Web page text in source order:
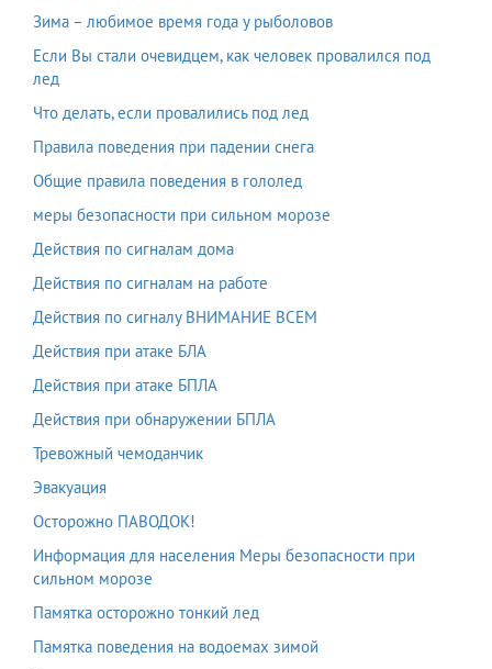
Зима – любимое время года у рыболовов
Если Вы стали очевидцем, как человек провалился под
лед
Что делать, если провалились под лед
Правила поведения при падении снега
Общие правила поведения в гололед
меры безопасности при сильном морозе
Действия по сигналам дома
Действия по сигналам на работе
Действия по сигналу ВНИМАНИЕ ВСЕМ
Действия при атаке БЛА
Действия при атаке БПЛА
Действия при обнаружении БПЛА
Тревожный чемоданчик
Эвакуация
Осторожно ПАВОДОК!
Информация для населения Меры безопасности при
сильном морозе
Памятка осторожно тонкий лед
Памятка поведения на водоемах зимой